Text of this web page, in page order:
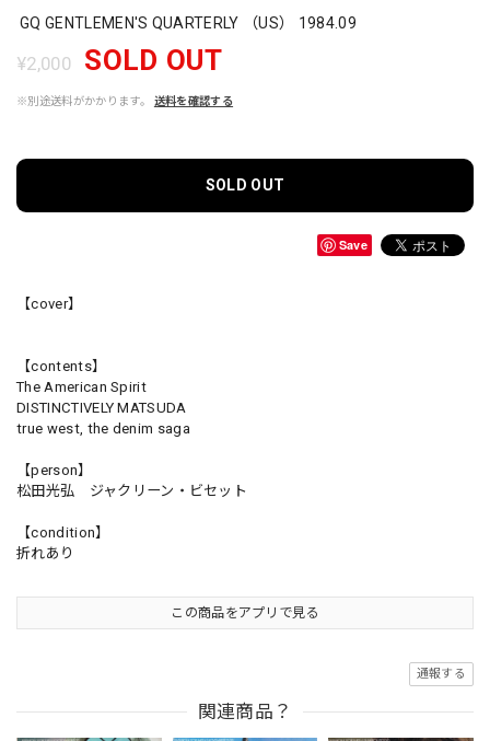
GQ GENTLEMEN'S QUARTERLY （US） 1984.09
¥2,000 SOLD OUT
※別途送料がかかります。 送料を確認する
SOLD OUT
Save
【cover】
【contents】
The American Spirit
DISTINCTIVELY MATSUDA
true west, the denim saga
【person】
松田光弘 ジャクリーン・ビセット
【condition】
折れあり
この商品をアプリで見る
通報する
関連商品？